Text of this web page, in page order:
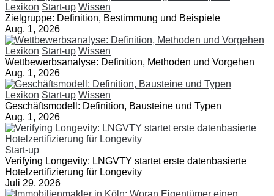
Lexikon Start-up Wissen
Zielgruppe: Definition, Bestimmung und Beispiele
Aug. 1, 2026
Lexikon Start-up Wissen
Wettbewerbsanalyse: Definition, Methoden und Vorgehen
Aug. 1, 2026
Lexikon Start-up Wissen
Geschäftsmodell: Definition, Bausteine und Typen
Aug. 1, 2026
Start-up
Verifying Longevity: LNGVTY startet erste datenbasierte
Hotelzertifizierung für Longevity
Juli 29, 2026